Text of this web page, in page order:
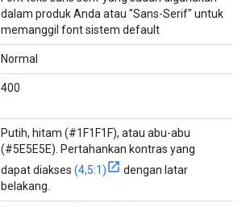
dalam produk Anda atau "Sans-Serif" untuk
memanggil font sistem default
Normal
400
Putih, hitam (#1F1F1F), atau abu-abu
(#5E5E5E). Pertahankan kontras yang
dapat diakses (4,5:1)
dengan latar
belakang.